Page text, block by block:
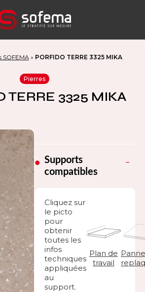
SOFEMA » PORFIDO TERRE 3325 MIKA
Pierres
TERRE 3325 MIKA
Supports
compatibles
Cliquez sur
le picto
pour
obtenir
toutes les
infos
techniques
appliquées
au
support.
Plan de
travail